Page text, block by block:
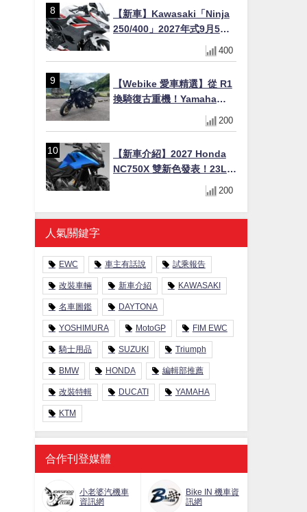
【新車】Kawasaki「Ninja
250/400」2027年式9月5日
日本發售！新塗裝登場×價格
不變×輔助滑動式離合器
400
【Webike 愛車精選】從 R1
換騎復古重機！Yamaha
XSR900 (900cc) 車主「サ
ー」先生真實心得與改裝藍
200
【新車介紹】2027 Honda
NC750X 雙新色發表！23L
假油箱置物空間、28.3km/L
超省油 400km 續航冒險車全
解析
200
人氣關鍵字
EWC 車主有話說 試乘報告
改裝車輛 新車介紹 KAWASAKI
名車圖鑑 DAYTONA
YOSHIMURA MotoGP FIM EWC
騎士用品 SUZUKI Triumph
BMW HONDA 編輯部推薦
改裝特輯 DUCATI YAMAHA
KTM
合作刊登媒體
小老婆汽機車
資訊網
Bike IN 機車資
訊網